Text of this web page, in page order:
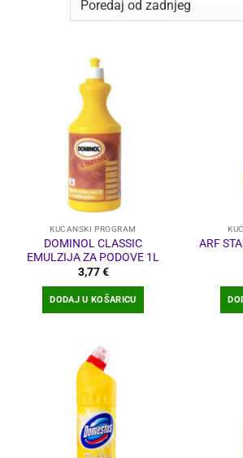
KUĆANSKI PROGRAM
DOMINOL CLASSIC
EMULZIJA ZA PODOVE 1L
3,77€
DODAJ U KOŠARICU
ARF